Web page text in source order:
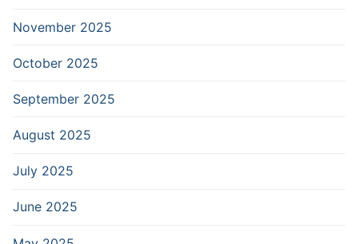
November 2025
October 2025
September 2025
August 2025
July 2025
June 2025